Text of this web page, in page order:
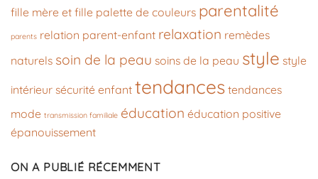
fille mère et fille palette de couleurs parentalité
parents relation parent-enfant relaxation remèdes
naturels soin de la peau soins de la peau style style
intérieur sécurité enfant tendances tendances
mode transmission familiale éducation éducation positive
épanouissement
ON A PUBLIÉ RÉCEMMENT